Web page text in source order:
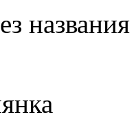
названия